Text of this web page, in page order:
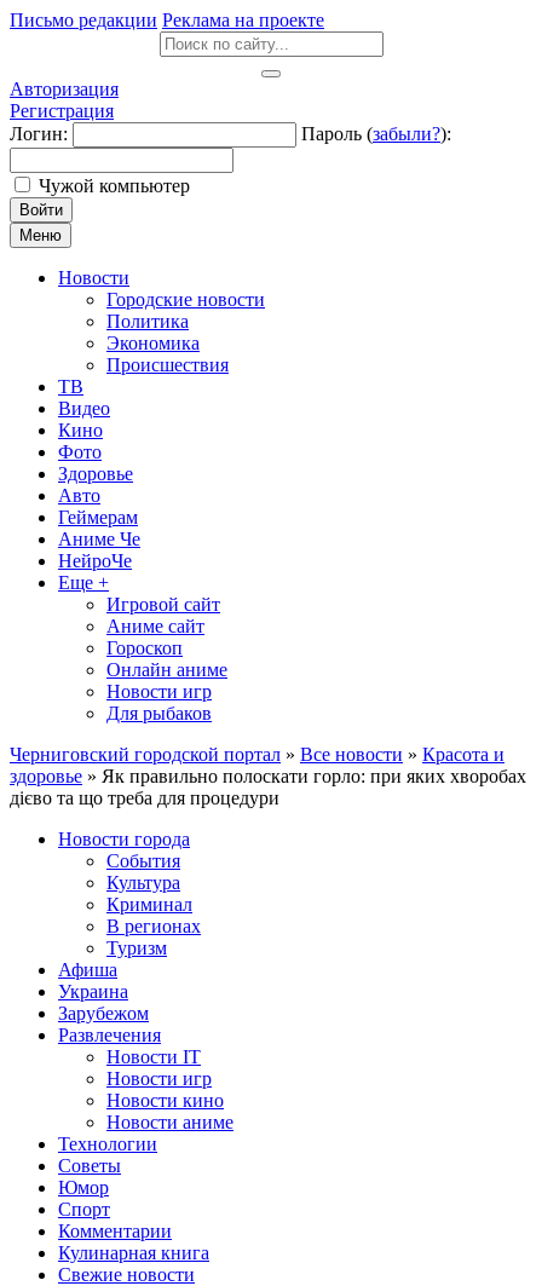
Письмо редакции Реклама на проекте
Авторизация
Регистрация
Логин:
Пароль (забыли?):
Чужой компьютер
Войти
Меню
Новости
Городские новости
Политика
Экономика
Происшествия
ТВ
Видео
Кино
Фото
Здоровье
Авто
Геймерам
Аниме Че
НейроЧе
Еще +
Игровой сайт
Аниме сайт
Гороскоп
Онлайн аниме
Новости игр
Для рыбаков
Черниговский городской портал » Все новости » Красота и
здоровье » Як правильно полоскати горло: при яких хворобах
дієво та що треба для процедури
Новости города
События
Культура
Криминал
В регионах
Туризм
Афиша
Украина
Зарубежом
Развлечения
Новости IT
Новости игр
Новости кино
Новости аниме
Технологии
Советы
Юмор
Спорт
Комментарии
Кулинарная книга
Свежие новости